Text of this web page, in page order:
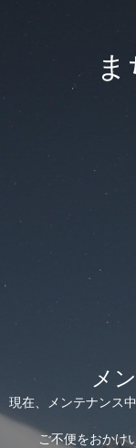
メ
現在、メンテナンス
ご不便をおかけ